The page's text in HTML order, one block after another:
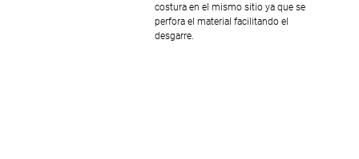
costura en el mismo sitio ya que se
perfora el material facilitando el
desgarre.